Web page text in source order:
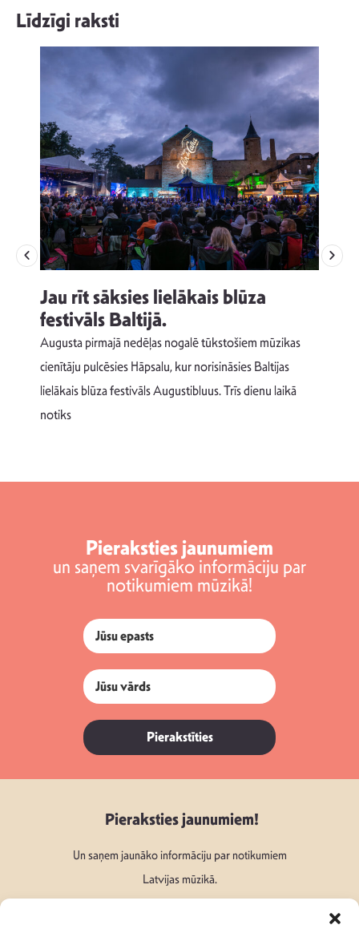
Līdzīgi raksti
Jau rīt sāksies lielākais blūza
festivāls Baltijā.
Augusta pirmajā nedēļas nogalē tūkstošiem mūzikas
cienītāju pulcēsies Hāpsalu, kur norisināsies Baltijas
lielākais blūza festivāls Augustibluus. Trīs dienu laikā
notiks
Pieraksties jaunumiem
un saņem svarīgāko informāciju par
notikumiem mūzikā!
Pierakstīties
Pieraksties jaunumiem!
Un saņem jaunāko informāciju par notikumiem
Latvijas mūzikā.